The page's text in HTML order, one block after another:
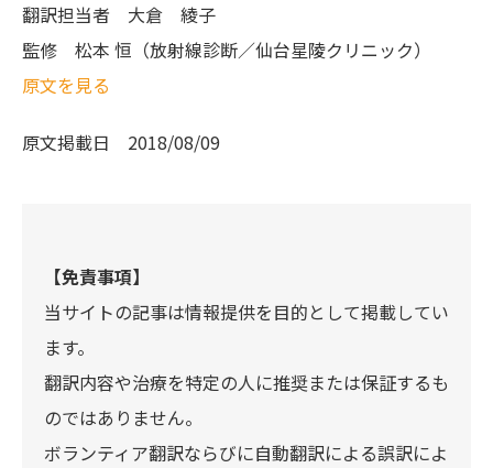
翻訳担当者 大倉 綾子
監修 松本 恒（放射線診断／仙台星陵クリニック）
原文を見る
原文掲載日 2018/08/09
【免責事項】
当サイトの記事は情報提供を目的として掲載してい
ます。
翻訳内容や治療を特定の人に推奨または保証するも
のではありません。
ボランティア翻訳ならびに自動翻訳による誤訳によ